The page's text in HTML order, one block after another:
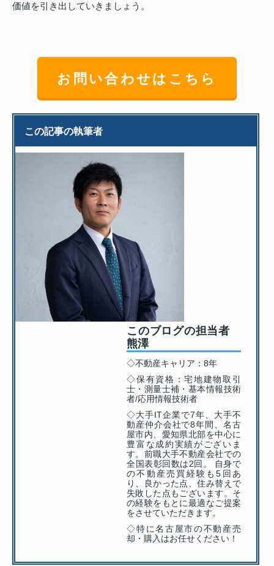
価値を引き出していきましょう。
お問い合わせはこちら
この記事の執筆者
このブログの担当者
熊澤
◇不動産キャリア：8年
◇保有資格：宅地建物取引
士・測量士補・基本情報技術
者/応用情報技術者
◇大手IT企業で7年、大手不
動産仲介会社で8年間、名古
屋市内、愛知県北部を中心に
豊富な成約実績がございま
す。前職大手不動産会社での
全国表彰回数は2回。 自身で
の不動産売買経験も5回あ
り、良かった点、住み替えで
失敗した点もございます。そ
の経験をもとに最適なご提案
をさせていただきます。
◇特に名古屋市の不動産売
却・購入はお任せください！